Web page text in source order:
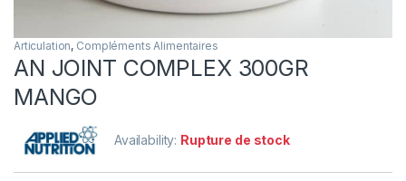
Articulation, Compléments Alimentaires
AN JOINT COMPLEX 300GR
MANGO
Availability: Rupture de stock